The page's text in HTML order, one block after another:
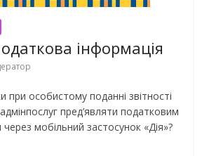
інформація
особистому поданні звітності
пред’являти податковим
мобільний застосунок «Дія»?